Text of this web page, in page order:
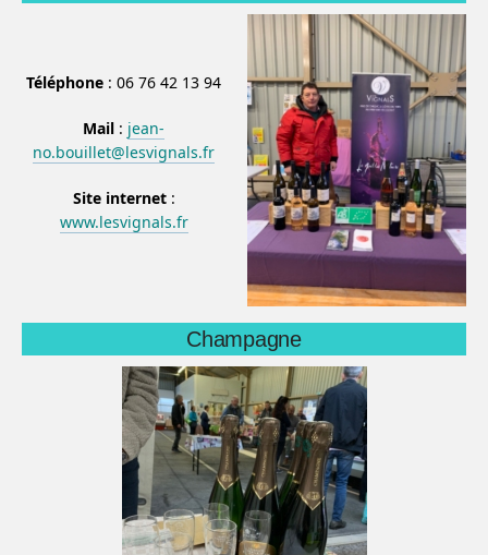
Téléphone : 06 76 42 13 94
Mail : jean-
no.bouillet@lesvignals.fr
Site internet:
www.lesvignals.fr
Champagne